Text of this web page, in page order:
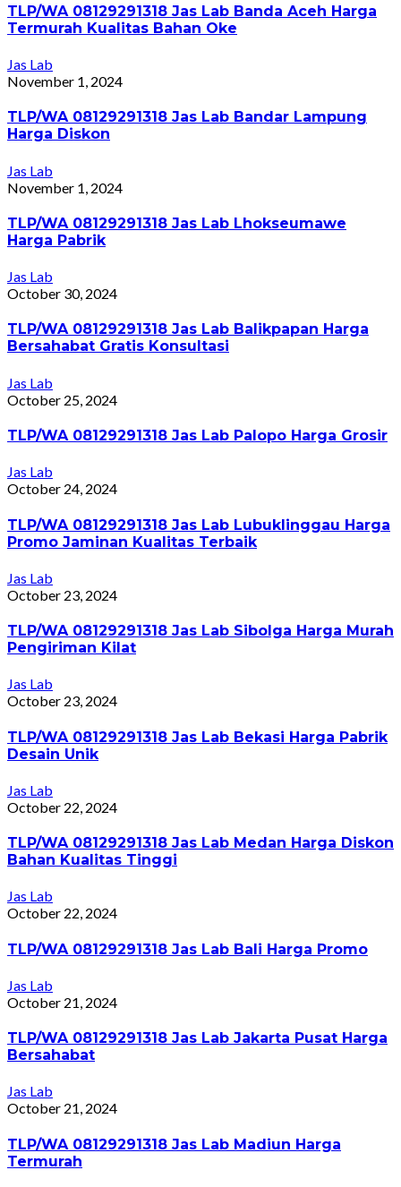
TLP/WA 08129291318 Jas Lab Banda Aceh Harga
Termurah Kualitas Bahan Oke
Jas Lab
November 1, 2024
TLP/WA 08129291318 Jas Lab Bandar Lampung
Harga Diskon
Jas Lab
November 1, 2024
TLP/WA 08129291318 Jas Lab Lhokseumawe
Harga Pabrik
Jas Lab
October 30, 2024
TLP/WA 08129291318 Jas Lab Balikpapan Harga
Bersahabat Gratis Konsultasi
Jas Lab
October 25, 2024
TLP/WA 08129291318 Jas Lab Palopo Harga Grosir
Jas Lab
October 24, 2024
TLP/WA 08129291318 Jas Lab Lubuklinggau Harga
Promo Jaminan Kualitas Terbaik
Jas Lab
October 23, 2024
TLP/WA 08129291318 Jas Lab Sibolga Harga Murah
Pengiriman Kilat
Jas Lab
October 23, 2024
TLP/WA 08129291318 Jas Lab Bekasi Harga Pabrik
Desain Unik
Jas Lab
October 22, 2024
TLP/WA 08129291318 Jas Lab Medan Harga Diskon
Bahan Kualitas Tinggi
Jas Lab
October 22, 2024
TLP/WA 08129291318 Jas Lab Bali Harga Promo
Jas Lab
October 21, 2024
TLP/WA 08129291318 Jas Lab Jakarta Pusat Harga
Bersahabat
Jas Lab
October 21, 2024
TLP/WA 08129291318 Jas Lab Madiun Harga
Termurah